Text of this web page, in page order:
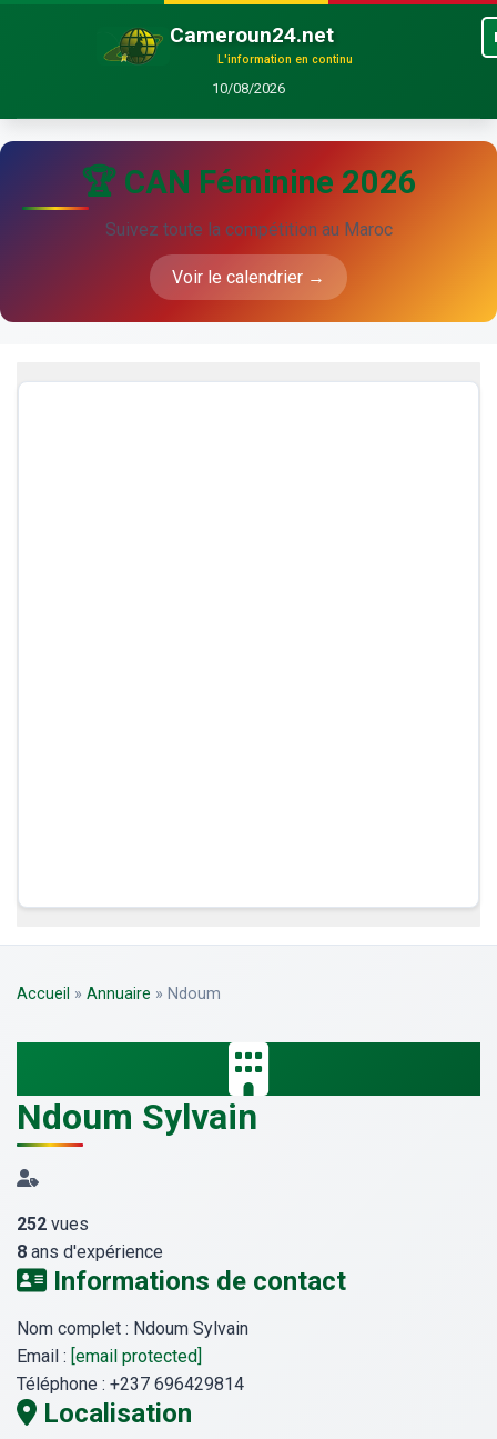
Cameroun24.net
L'information en continu
10/08/2026
🏆 CAN Féminine 2026
Suivez toute la compétition au Maroc
Voir le calendrier →
Accueil » Annuaire » Ndoum
Ndoum Sylvain
252 vues
8 ans d'expérience
Informations de contact
Nom complet : Ndoum Sylvain
Email : [email protected]
Téléphone : +237 696429814
Localisation